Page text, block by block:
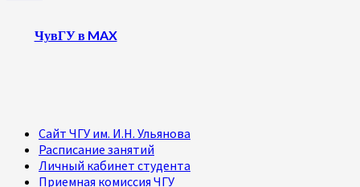
ЧувГУ в MAX
Сайт ЧГУ им. И.Н. Ульянова
Расписание занятий
Личный кабинет студента
Приемная комиссия ЧГУ